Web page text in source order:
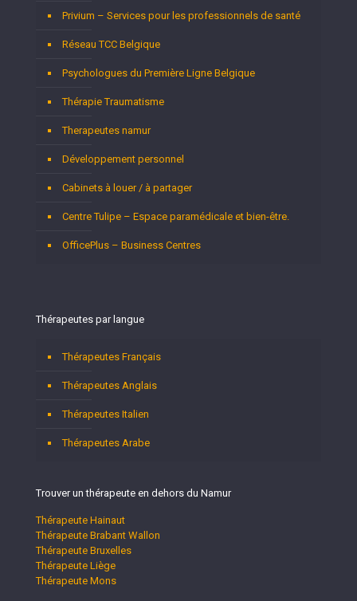
Privium – Services pour les professionnels de santé
Réseau TCC Belgique
Psychologues du Première Ligne Belgique
Thérapie Traumatisme
Therapeutes namur
Développement personnel
Cabinets à louer / à partager
Centre Tulipe – Espace paramédicale et bien-être.
OfficePlus – Business Centres
Thérapeutes par langue
Thérapeutes Français
Thérapeutes Anglais
Thérapeutes Italien
Thérapeutes Arabe
Trouver un thérapeute en dehors du Namur
Thérapeute Hainaut
Thérapeute Brabant Wallon
Thérapeute Bruxelles
Thérapeute Liège
Thérapeute Mons